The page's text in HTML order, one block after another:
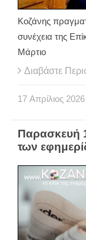
Κοζάνης
συνέχεια της
Μάρτιο
Διαβάστε
17 Απρίλιος 2026
Παρασκευή
των